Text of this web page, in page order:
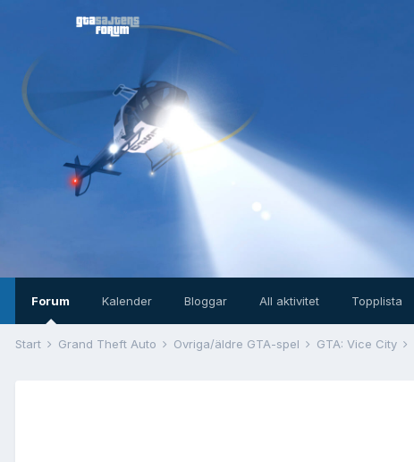
Forum Kalender Bloggar All aktivitet Topplista
Start Grand Theft Auto Övriga/äldre GTA-spel GTA: Vice City